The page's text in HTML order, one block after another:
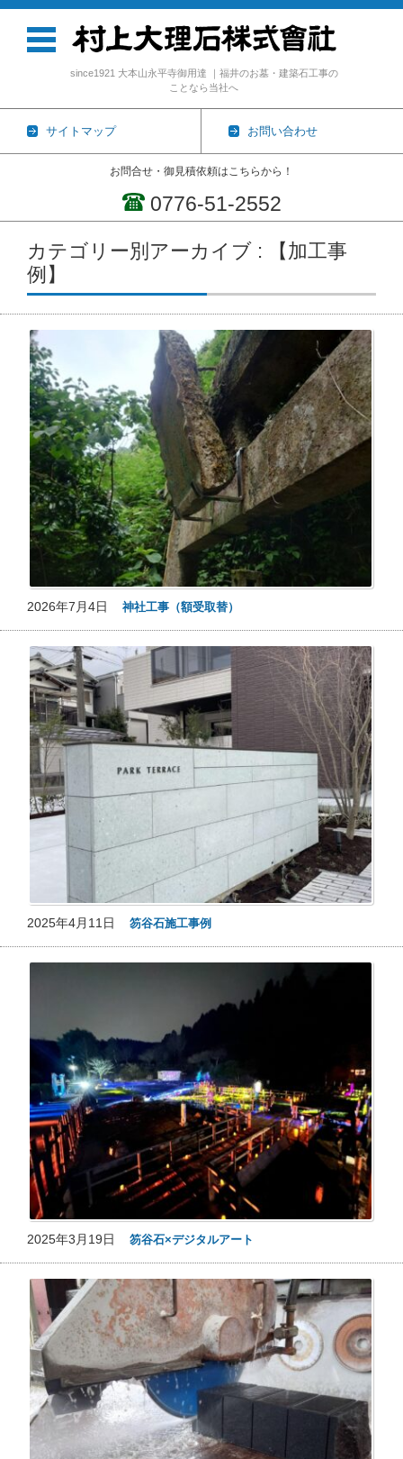
since1921 大本山永平寺御用達 ｜福井のお墓・建築石工事の
ことなら当社へ
サイトマップ お問い合わせ
お問合せ・御見積依頼はこちらから！
0776-51-2552
コンテンツに移動
カテゴリー別アーカイブ : 【加工事
例】
2026年7月4日 神社工事（額受取替）
2025年4月11日 笏谷石施工事例
2025年3月19日 笏谷石×デジタルアート